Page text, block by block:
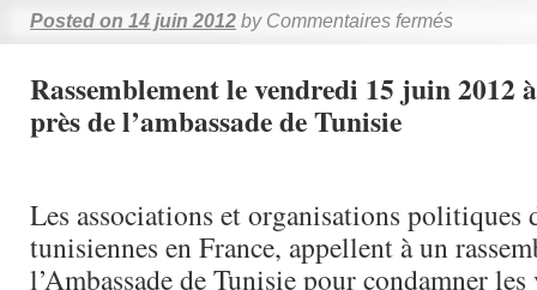
Posted on 14 juin 2012 by Commentaires fermés
Rassemblement le vendredi 15 juin 2012
près de l’ambassade de Tunisie
Les associations et organisations politiques
tunisiennes en France, appellent à un
l’Ambassade de Tunisie pour condamner